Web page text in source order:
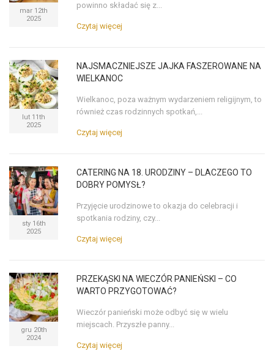
mar 12th
2025
powinno składać się z...
Czytaj więcej
lut 11th
2025
NAJSMACZNIEJSZE JAJKA FASZEROWANE NA
WIELKANOC
Wielkanoc, poza ważnym wydarzeniem religijnym, to
również czas rodzinnych spotkań,...
Czytaj więcej
sty 16th
2025
CATERING NA 18. URODZINY – DLACZEGO TO
DOBRY POMYSŁ?
Przyjęcie urodzinowe to okazja do celebracji i
spotkania rodziny, czy...
Czytaj więcej
gru 20th
2024
PRZEKĄSKI NA WIECZÓR PANIEŃSKI – CO
WARTO PRZYGOTOWAĆ?
Wieczór panieński może odbyć się w wielu
miejscach. Przyszłe panny...
Czytaj więcej